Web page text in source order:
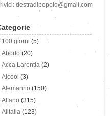
destradipopolo@gmail.com
100 giorni (5)
Aborto (20)
Acca Larentia (2)
Alcool (3)
Alemanno (150)
Alfano (315)
Alitalia (123)